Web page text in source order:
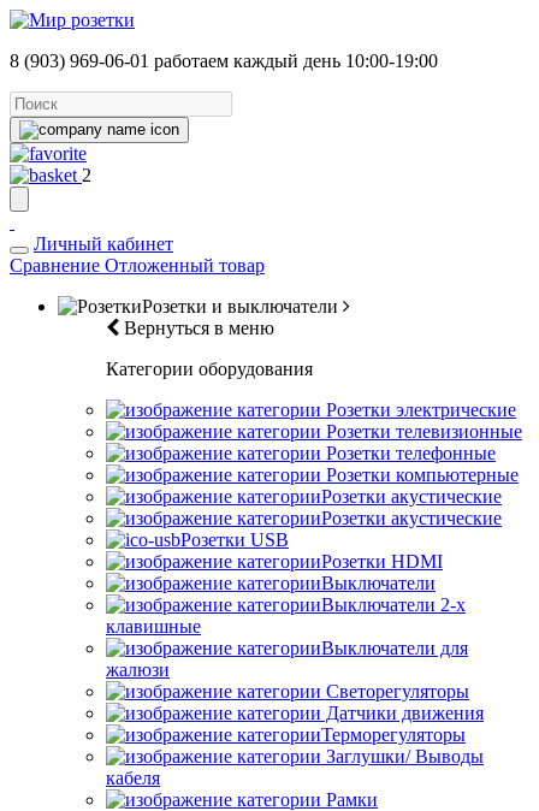
8 (903) 969-06-01 работаем каждый день 10:00-19:00
2
Личный кабинет
Сравнение Отложенный товар
Розетки и выключатели
Вернуться в меню
Категории оборудования
Розетки электрические
Розетки телевизионные
Розетки телефонные
Розетки компьютерные
Розетки акустические
Розетки акустические
Розетки USB
Розетки HDMI
Выключатели
Выключатели 2-х
клавишные
Выключатели для
жалюзи
Светорегуляторы
Датчики движения
Терморегуляторы
Заглушки/ Выводы
кабеля
Рамки